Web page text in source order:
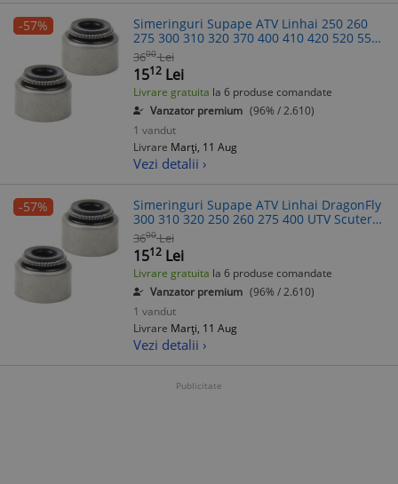
-57%
Simeringuri Supape ATV Linhai 250 260
275 300 310 320 370 400 410 420 520 550
600 cc, Scuter Aprilia Yamaha
3600 Lei
1512 Lei
Livrare gratuita la 6 produse comandate
Vanzator premium (96% / 2.610)
1 vandut
Livrare Marți, 11 Aug
Vezi detalii ›
-57%
Simeringuri Supape ATV Linhai DragonFly
300 310 320 250 260 275 400 UTV Scuter
Yamaha Majesty X-Max Aprilia Leonardo
Benelli Velvet
3600 Lei
1512 Lei
Livrare gratuita la 6 produse comandate
Vanzator premium (96% / 2.610)
1 vandut
Livrare Marți, 11 Aug
Vezi detalii ›
Publicitate